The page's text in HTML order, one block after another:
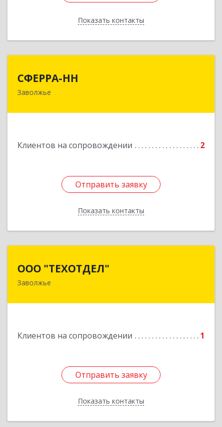
Показать контакты
Назад
СФЕРРА-НН
Заволжье
Клиентов на сопровождении 2
Отправить заявку
Показать контакты
Отправить заявку
Назад
ООО "ТЕХОТДЕЛ"
Заволжье
Клиентов на сопровождении 1
Отправить заявку
Показать контакты
Отправить заявку
Назад